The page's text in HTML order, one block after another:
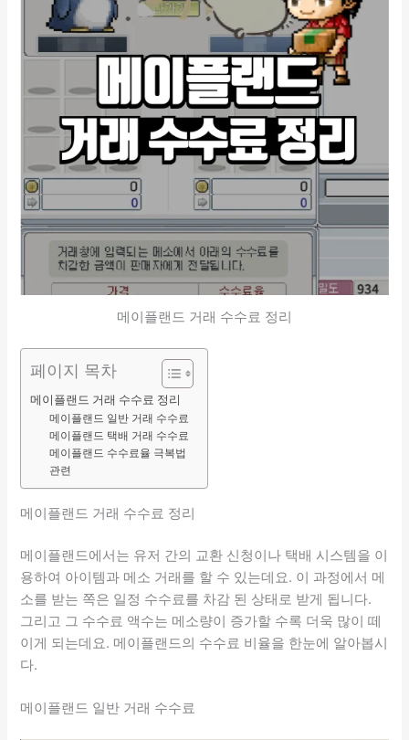
메이플랜드 거래 수수료 정리
페이지 목차
메이플랜드 거래 수수료 정리
메이플랜드 일반 거래 수수료
메이플랜드 택배 거래 수수료
메이플랜드 수수료율 극복법
관련
메이플랜드 거래 수수료 정리
메이플랜드에서는 유저 간의 교환 신청이나 택배 시스템을 이
용하여 아이템과 메소 거래를 할 수 있는데요. 이 과정에서 메
소를 받는 쪽은 일정 수수료를 차감 된 상태로 받게 됩니다.
그리고 그 수수료 액수는 메소량이 증가할 수록 더욱 많이 떼
이게 되는데요. 메이플랜드의 수수료 비율을 한눈에 알아봅시
다.
메이플랜드 일반 거래 수수료